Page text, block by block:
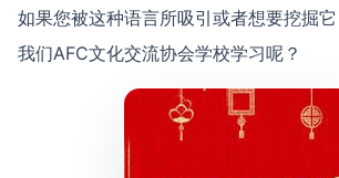
如果您被这种语言所吸引或者想要挖掘
我们AFC文化交流协会学校学习呢？